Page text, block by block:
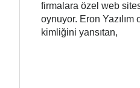
firmalara özel web
oynuyor. Eron
kimliğini yansıtan,